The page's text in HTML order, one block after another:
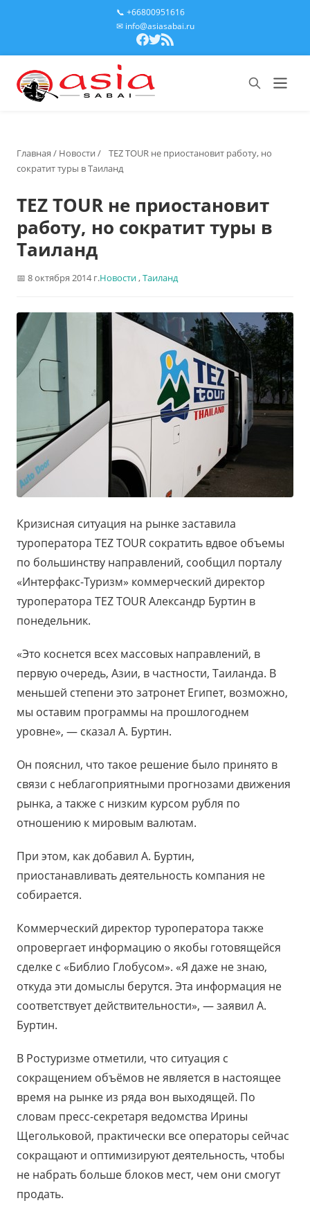
📞 +66800951616
✉ info@asiasabai.ru
Главная / Новости /
TEZ TOUR не приостановит работу, но
сократит туры в Таиланд
TEZ TOUR не приостановит
работу, но сократит туры в
Таиланд
8 октября 2014 г.Новости,Таиланд
Кризисная ситуация на рынке заставила
туроператора TEZ TOUR сократить вдвое объемы
по большинству направлений, сообщил порталу
«Интерфакс-Туризм» коммерческий директор
туроператора TEZ TOUR Александр Буртин в
понедельник.
«Это коснется всех массовых направлений, в
первую очередь, Азии, в частности, Таиланда. В
меньшей степени это затронет Египет, возможно,
мы оставим программы на прошлогоднем
уровне», — сказал А. Буртин.
Он пояснил, что такое решение было принято в
связи с неблагоприятными прогнозами движения
рынка, а также с низким курсом рубля по
отношению к мировым валютам.
При этом, как добавил А. Буртин,
приостанавливать деятельность компания не
собирается.
Коммерческий директор туроператора также
опровергает информацию о якобы готовящейся
сделке с «Библио Глобусом». «Я даже не знаю,
откуда эти домыслы берутся. Эта информация не
соответствует действительности», — заявил А.
Буртин.
В Ростуризме отметили, что ситуация с
сокращением объёмов не является в настоящее
время на рынке из ряда вон выходящей. По
словам пресс-секретаря ведомства Ирины
Щегольковой, практически все операторы сейчас
сокращают и оптимизируют деятельность, чтобы
не набрать больше блоков мест, чем они смогут
продать.